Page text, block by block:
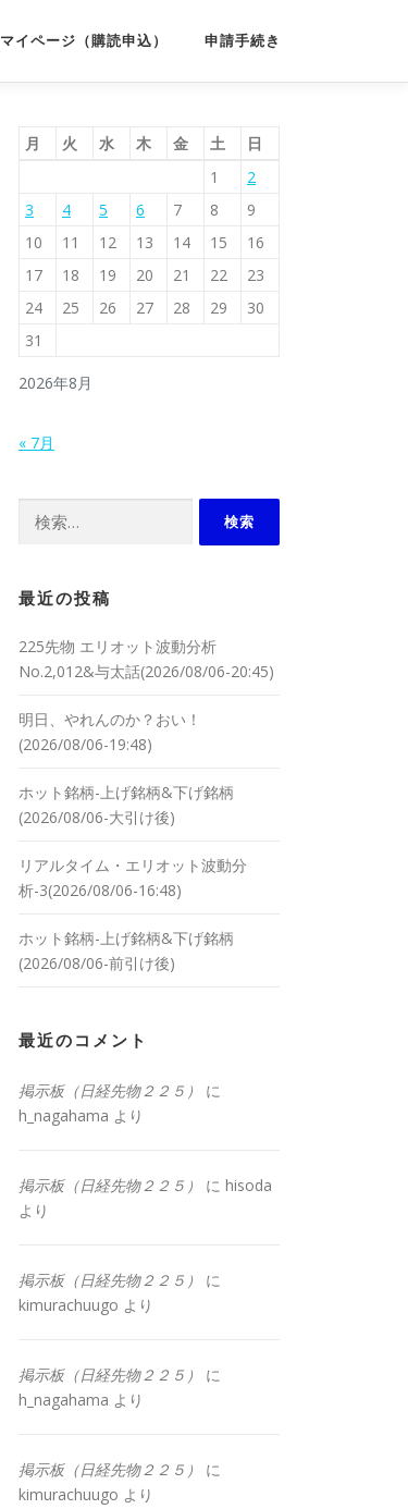
マイページ（購読申込） 申請手続き
2026年8月
月 火 水 木 金 土
日
1
2
3
4 5 6 7 8
9
10
11 12 13 14 15
16
17
18 19 20 21 22
23
24
25 26 27 28 29
30
31
« 7月
検索:
最近の投稿
225先物 エリオット波動分析
No.2,012&与太話(2026/08/06-20:45)
明日、やれんのか？おい！
(2026/08/06-19:48)
ホット銘柄-上げ銘柄&下げ銘柄
(2026/08/06-大引け後)
リアルタイム・エリオット波動分
析-3(2026/08/06-16:48)
ホット銘柄-上げ銘柄&下げ銘柄
(2026/08/06-前引け後)
最近のコメント
掲示板（日経先物２２５）
に
h_nagahama より
掲示板（日経先物２２５） に hisoda
より
掲示板（日経先物２２５）
に
kimurachuugo より
掲示板（日経先物２２５）
に
h_nagahama より
掲示板（日経先物２２５）
に
kimurachuugo より